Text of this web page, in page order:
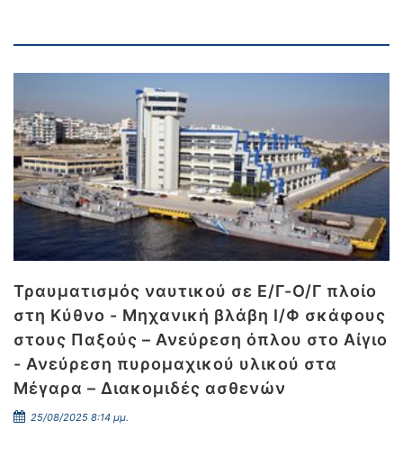
Τραυματισμός ναυτικού σε Ε/Γ-Ο/Γ πλοίο
στη Κύθνο - Μηχανική βλάβη Ι/Φ σκάφους
στους Παξούς – Ανεύρεση όπλου στο Αίγιο
- Ανεύρεση πυρομαχικού υλικού στα
Μέγαρα – Διακομιδές ασθενών
25/08/2025 8:14 μμ.